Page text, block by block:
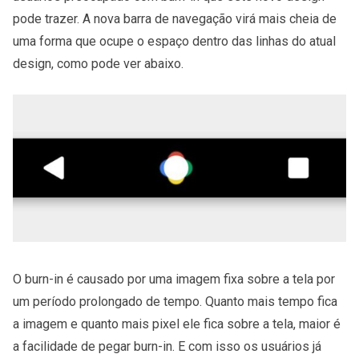
pode trazer. A nova barra de navegação virá mais cheia de
uma forma que ocupe o espaço dentro das linhas do atual
design, como pode ver abaixo.
O burn-in é causado por uma imagem fixa sobre a tela por
um período prolongado de tempo. Quanto mais tempo fica
a imagem e quanto mais pixel ele fica sobre a tela, maior é
a facilidade de pegar burn-in. E com isso os usuários já